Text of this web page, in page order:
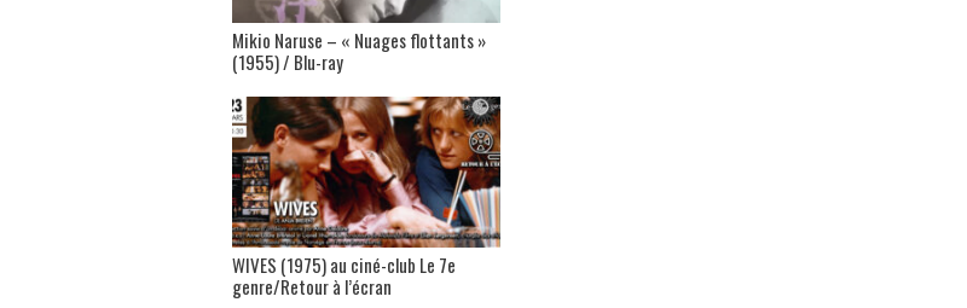
Mikio Naruse – « Nuages flottants »
(1955) / Blu-ray
WIVES (1975) au ciné-club Le 7e
genre/Retour à l’écran